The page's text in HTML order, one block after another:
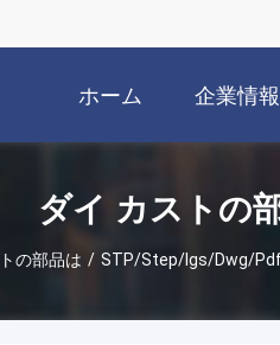
ホーム 企業情報
ダイ カストの
の部品は / STP/Step/Igs/Dwg/Pdf